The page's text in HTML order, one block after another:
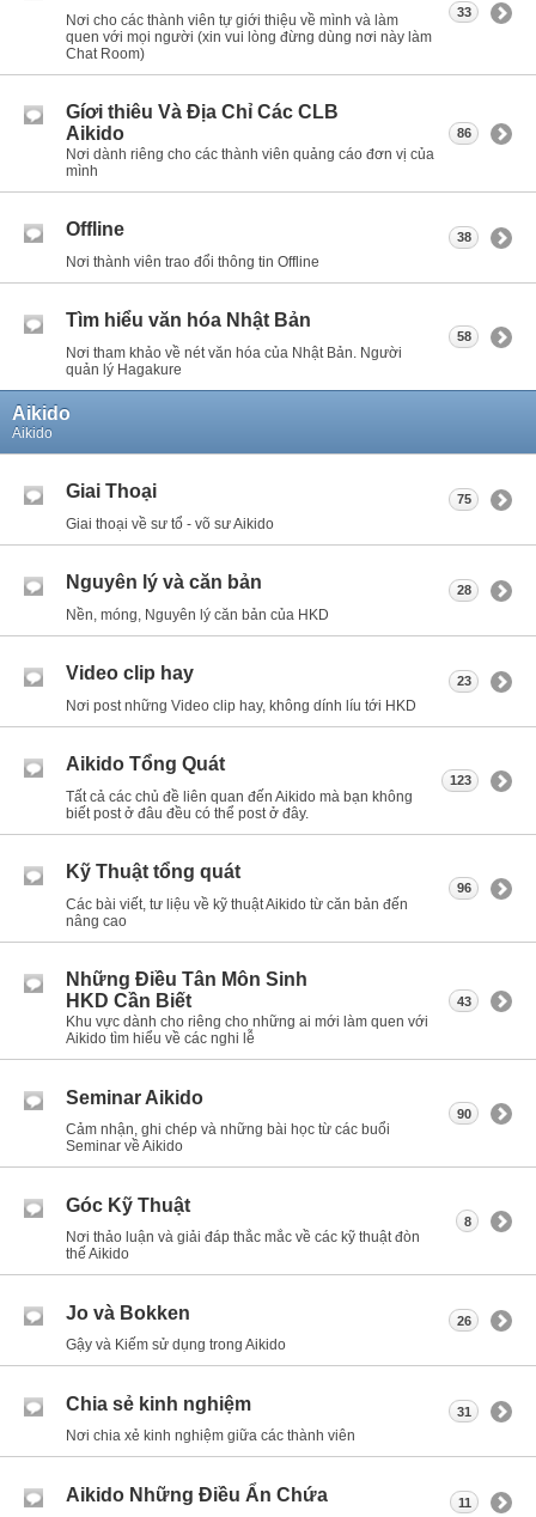
Nơi cho các thành viên tự giới thiệu về mình và làm
quen với mọi người (xin vui lòng đừng dùng nơi này làm
Chat Room)
33
Gíơi thiêu Và Địa Chỉ Các CLB
Aikido
Nơi dành riêng cho các thành viên quảng cáo đơn vị của
mình
86
Offline
Nơi thành viên trao đổi thông tin Offline
38
Tìm hiểu văn hóa Nhật Bản
Nơi tham khảo về nét văn hóa của Nhật Bản. Người
quản lý Hagakure
58
Aikido
Aikido
Giai Thoại
Giai thoại về sư tổ - võ sư Aikido
75
Nguyên lý và căn bản
Nền, móng, Nguyên lý căn bản của HKD
28
Video clip hay
Nơi post những Video clip hay, không dính líu tới HKD
23
Aikido Tổng Quát
Tất cả các chủ đề liên quan đến Aikido mà bạn không
biết post ở đâu đều có thể post ở đây.
123
Kỹ Thuật tổng quát
Các bài viết, tư liệu về kỹ thuật Aikido từ căn bản đến
nâng cao
96
Những Điều Tân Môn Sinh
HKD Cần Biết
Khu vực dành cho riêng cho những ai mới làm quen với
Aikido tìm hiểu về các nghi lễ
43
Seminar Aikido
Cảm nhận, ghi chép và những bài học từ các buổi
Seminar về Aikido
90
Góc Kỹ Thuật
Nơi thảo luận và giải đáp thắc mắc về các kỹ thuật đòn
thế Aikido
8
Jo và Bokken
Gậy và Kiếm sử dụng trong Aikido
26
Chia sẻ kinh nghiệm
Nơi chia xẻ kinh nghiệm giữa các thành viên
31
Aikido Những Điều Ẩn Chứa 11